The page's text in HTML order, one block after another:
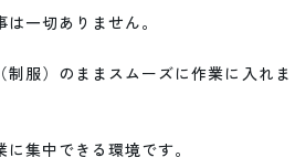
一切ありません。
服）のままスムーズに作業に入れま
集中できる環境です。